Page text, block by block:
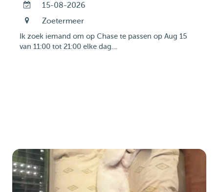
15-08-2026
Zoetermeer
Ik zoek iemand om op Chase te passen op Aug 15
van 11:00 tot 21:00 elke dag....